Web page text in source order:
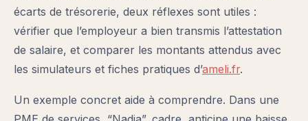
écarts de trésorerie, deux réflexes sont utiles :
vérifier que l’employeur a bien transmis l’attestation
de salaire, et comparer les montants attendus avec
les simulateurs et fiches pratiques d’ameli.fr.
Un exemple concret aide à comprendre. Dans une